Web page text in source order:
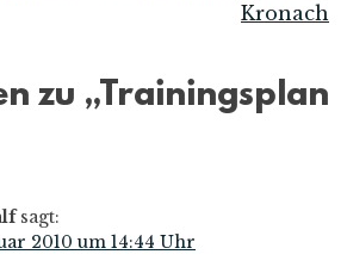
Kronach
zu „Trainingsplan
sagt:
2010 um 14:44 Uhr